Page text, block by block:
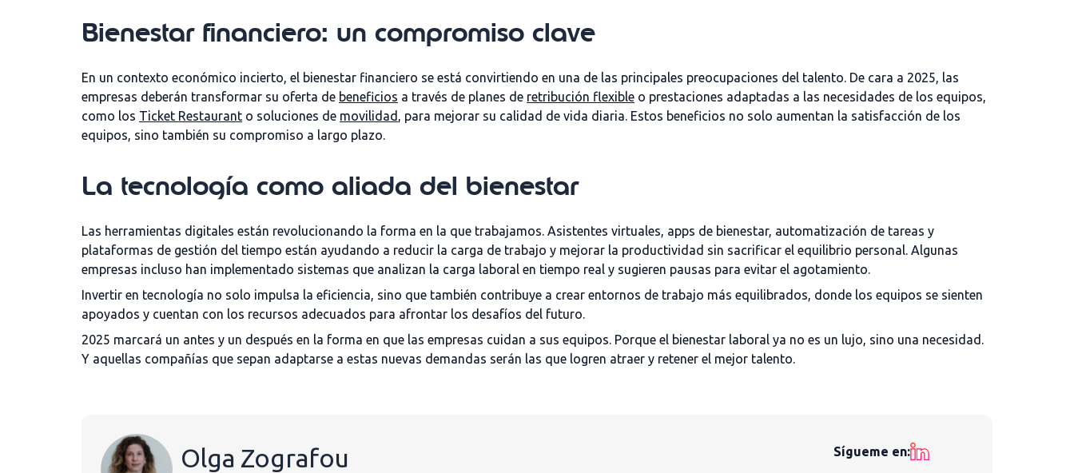
Bienestar financiero: un compromiso clave
En un contexto económico incierto, el bienestar financiero se está convirtiendo en una de las principales preocupaciones del talento. De cara a 2025, las
empresas deberán transformar su oferta de beneficios a través de planes de retribución flexible o prestaciones adaptadas a las necesidades de los equipos,
como los Ticket Restaurant o soluciones de movilidad , para mejorar su calidad de vida diaria. Estos beneficios no solo aumentan la satisfacción de los
equipos, sino también su compromiso a largo plazo.
La tecnología como aliada del bienestar
Las herramientas digitales están revolucionando la forma en la que trabajamos. Asistentes virtuales, apps de bienestar, automatización de tareas y
plataformas de gestión del tiempo están ayudando a reducir la carga de trabajo y mejorar la productividad sin sacrificar el equilibrio personal. Algunas
empresas incluso han implementado sistemas que analizan la carga laboral en tiempo real y sugieren pausas para evitar el agotamiento.
Invertir en tecnología no solo impulsa la eficiencia, sino que también contribuye a crear entornos de trabajo más equilibrados, donde los equipos se sienten
apoyados y cuentan con los recursos adecuados para afrontar los desafíos del futuro.
2025 marcará un antes y un después en la forma en que las empresas cuidan a sus equipos. Porque el bienestar laboral ya no es un lujo, sino una necesidad.
Y aquellas compañías que sepan adaptarse a estas nuevas demandas serán las que logren atraer y retener el mejor talento.
Olga Zografou Sígueme en: